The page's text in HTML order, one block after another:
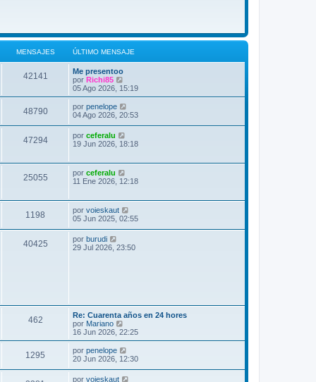
MENSAJES ÚLTIMO MENSAJE
42141
Me presentoo
por Richi85
e
r
ú
l
i
m
o
e
n
s
e
05 Ago 2026, 15:19
48790 por penelope
e
t
m
m
n
s
a
j
e
04 Ago 2026, 20:53
47294 por ceferalu
e
t
i
o
m
e
n
a
j
19 Jun 2026, 18:18
25055 por ceferalu
e
l
t
i
m
m
11 Ene 2026, 12:18
1198 por voieskaut
e
l
t
s
a
j
e
05 Jun 2025, 02:55
40425 por burudi
e
o
m
e
n
s
a
29 Jul 2026, 23:50
462
Re: Cuarenta años en 24 hores
por Mariano
e
r
ú
l
i
16 Jun 2026, 22:25
1295 por penelope
e
ú
20 Jun 2026, 12:30
por voieskaut